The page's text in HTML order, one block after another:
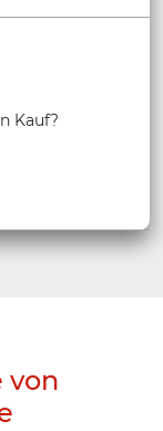
Kauf?
von